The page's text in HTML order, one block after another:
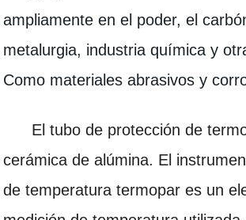
ampliamente en el poder, el
metalurgia, industria química y
Como materiales abrasivos y
El tubo de protección de
cerámica de alúmina. El
de temperatura termopar es un